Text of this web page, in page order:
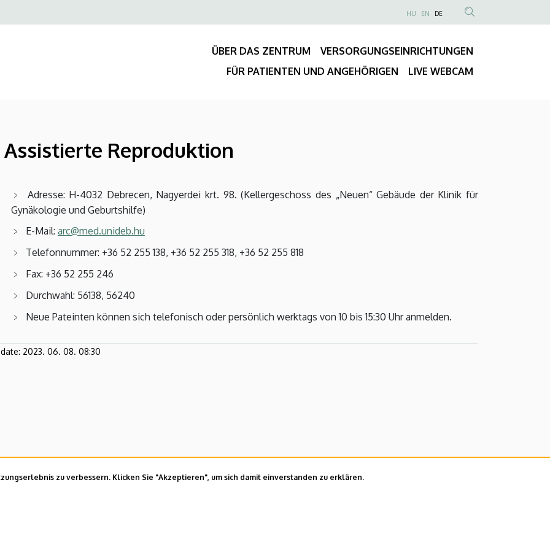
zu verbessern. Klicken Sie "Akzeptieren", um sich damit einverstanden zu erklären.
Felső
Anonim
fiók
menüje
NYELVVÁLASZTÓ
HU EN DE
TARTALOM
KERESÉSE
ÜBER DAS ZENTRUM
VERSORGUNGSEINRICHTUNGEN
FÜR PATIENTEN UND ANGEHÖRIGEN
LIVE WEBCAM
Reproduktion
Adresse: H-4032 Debrecen, Nagyerdei krt. 98. (Kellergeschoss des „Neuen“ Gebäude der Klinik für
Gynäkologie und Geburtshilfe)
E-Mail: arc@med.unideb.hu
Telefonnummer: +36 52 255 138, +36 52 255 318, +36 52 255 818
Fax: +36 52 255 246
Durchwahl: 56138, 56240
Neue Pateinten können sich telefonisch oder persönlich werktags von 10 bis 15:30 Uhr anmelden.
2023. 06. 08. 08:30